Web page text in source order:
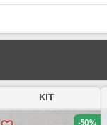
KIT
-50%